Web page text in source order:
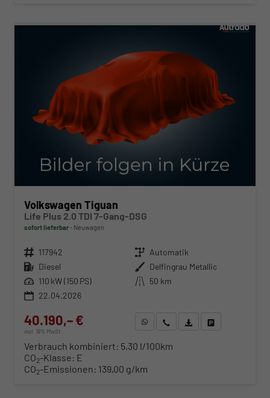
Volkswagen Tiguan
Life Plus 2.0 TDI 7-Gang-DSG
sofort lieferbar Neuwagen
Fahrzeugnr. 117942 Getriebe Automatik
Kraftstoff Diesel Außenfarbe Delfingrau Metallic
Leistung 110 kW (150 PS) Kilometerstand 50 km
22.04.2026
40.190,– €
incl. 19% MwSt.
WhatsApp anfragen
Wir rufen Sie anFahrzeugexposé (PDF)
Verbrauch kombiniert: 5,30 l/100km
CO2-Klasse: E
CO2-Emissionen: 139,00 g/km